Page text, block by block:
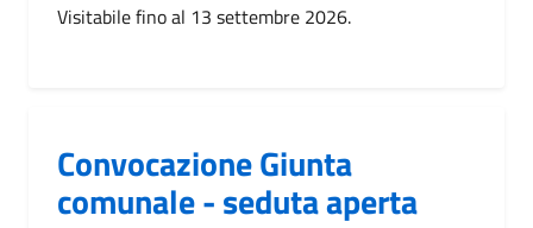
Visitabile fino al 13 settembre 2026.
Convocazione Giunta
comunale - seduta aperta